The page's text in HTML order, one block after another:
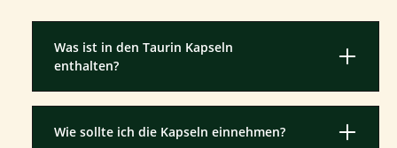
Was ist in den Taurin Kapseln
enthalten?
Wie sollte ich die Kapseln einnehmen?